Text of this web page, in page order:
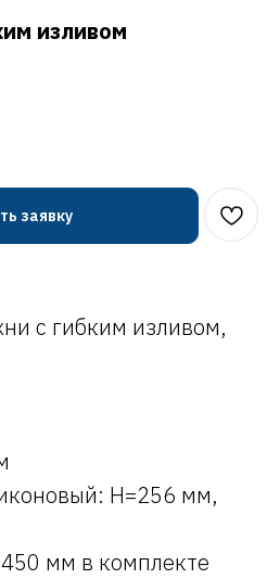
изливом
заявку
с гибким изливом,
H=256 мм,
мм в комплекте